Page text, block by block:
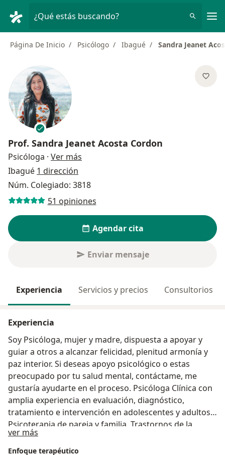
¿Qué estás buscando?
Página De Inicio Psicólogo Ibagué Sandra Jeanet
Prof. Sandra Jeanet Acosta Cordon
Psicóloga · Ver más
Ibagué 1 dirección
Núm. Colegiado: 3818
51 opiniones
Agendar cita
Enviar mensaje
Experiencia Servicios y precios Consultorios
Experiencia
Soy Psicóloga, mujer y madre, dispuesta a apoyar y
guiar a otros a alcanzar felicidad, plenitud armonía y
paz interior. Si deseas apoyo psicológico o estas
preocupado por tu salud mental, contáctame, me
gustaría ayudarte en el proceso. Psicóloga Clínica con
amplia experiencia en evaluación, diagnóstico,
tratamiento e intervención en adolescentes y adultos.
Psicoterapia de pareja y familia. Trastornos de la
adolescencia y estados de ánimo (ansiedad y
depresión entre otros), dificultades relacionadas con
ver más
Enfoque terapéutico